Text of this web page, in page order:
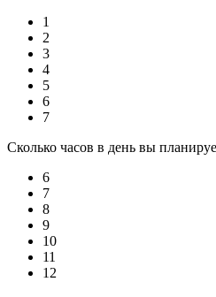
1
2
3
4
5
6
7
Сколько часов в день вы
6
7
8
9
10
11
12